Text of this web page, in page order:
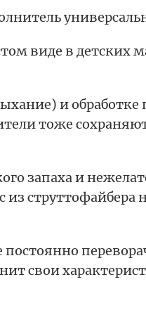
виде в детских
и обработке
тоже
запаха и
струттофайбера
свои